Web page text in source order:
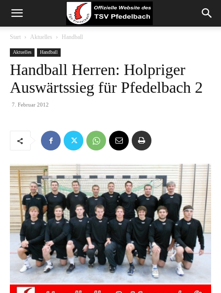
Start Aktuelles Handball
Aktuelles Handball
Handball Herren: Holpriger
Auswärtssieg für Pfedelbach 2
7. Februar 2012